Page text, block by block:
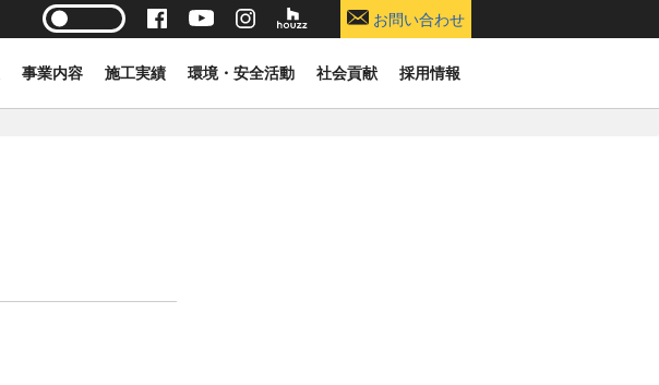
お問い合わせ
事業内容 施工実績 環境・安全活動 社会貢献 採用情報